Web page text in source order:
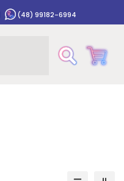
(48) 99182-6994